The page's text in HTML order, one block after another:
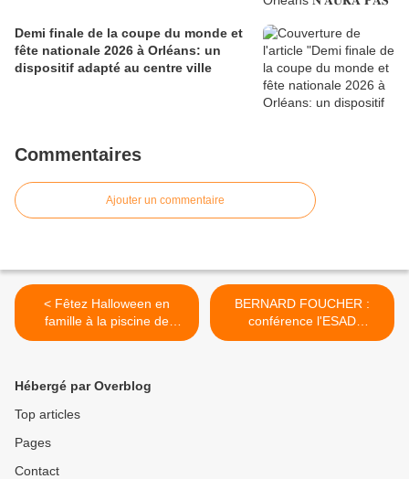
Demi finale de la coupe du monde et
fête nationale 2026 à Orléans: un
dispositif adapté au centre ville
Commentaires
Ajouter un commentaire
< Fêtez Halloween en
famille à la piscine de
Fleury-les-Aubrais le 31
BERNARD FOUCHER :
conférence l'ESAD
d'Orléans le 5 novembre et
Hébergé par Overblog
Top articles
Pages
Contact